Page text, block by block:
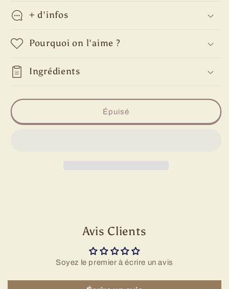
+ d'infos
Pourquoi on l'aime ?
Ingrédients
Épuisé
Avis Clients
Soyez le premier à écrire un avis